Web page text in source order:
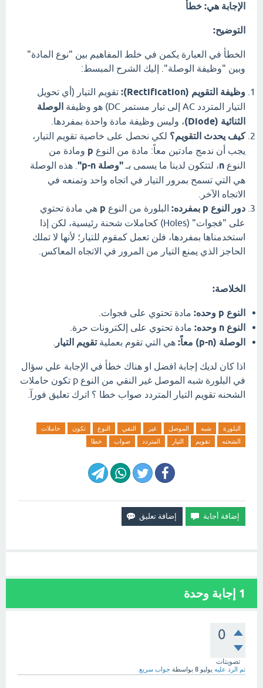
الإجابة هي: خطأ
التوضيح:
الخطأ في العبارة يكمن في خلط المفاهيم بين "نوع المادة"
وبين "وظيفة الوصلة". إليك الشرح المبسط:
وظيفة التقويم (Rectification):
تقويم التيار (أي تحويل
التيار المتردد AC إلى تيار مستمر DC) هو وظيفة
الوصلة
الثنائية (Diode)
، وليس وظيفة مادة واحدة بمفردها.
كيف يحدث التقويم؟ لكي نحصل على خاصية تقويم التيار،
يجب أن ندمج مادتين معاً: مادة من النوع p ومادة من
النوع n، لتتكون لدينا ما يسمى بـ "وصلة p-n"
. هذه الوصلة
هي التي تسمح بمرور التيار في اتجاه واحد وتمنعه في
الاتجاه الآخر.
دور النوع p بمفرده: البلورة من النوع p هي مادة تحتوي
على "فجوات" (Holes) كحاملات شحنة رئيسية، لكن إذا
استخدمناها بمفردها، فلن تعمل كمقوم للتيار؛ لأنها لا تملك
الحاجز الذي يمنع التيار من المرور في الاتجاه المعاكس.
الخلاصة:
النوع p وحده: مادة تحتوي على فجوات.
النوع n وحده: مادة تحتوي على إلكترونات حرة.
الوصلة (p-n) معاً: هي التي تقوم بعمليةتقويم التيار
اذا كان لديك إجابة افضل او هناك خطأ في الإجابة علي سؤال
في البلورة شبه الموصل غير النقي من النوع p تكون حاملات
الشحنه تقويم التيار المتردد صواب خطا ؟ اترك تعليق فورآ.
البلورة شبه الموصل غير النقي النوع تكون
حاملات
الشحنه
تقويم التيار المتردد صواب خطا
1 إجابة وحدة
0
تصويتات
تم الرد عليه يوليو 8 بواسطة جواب سريع